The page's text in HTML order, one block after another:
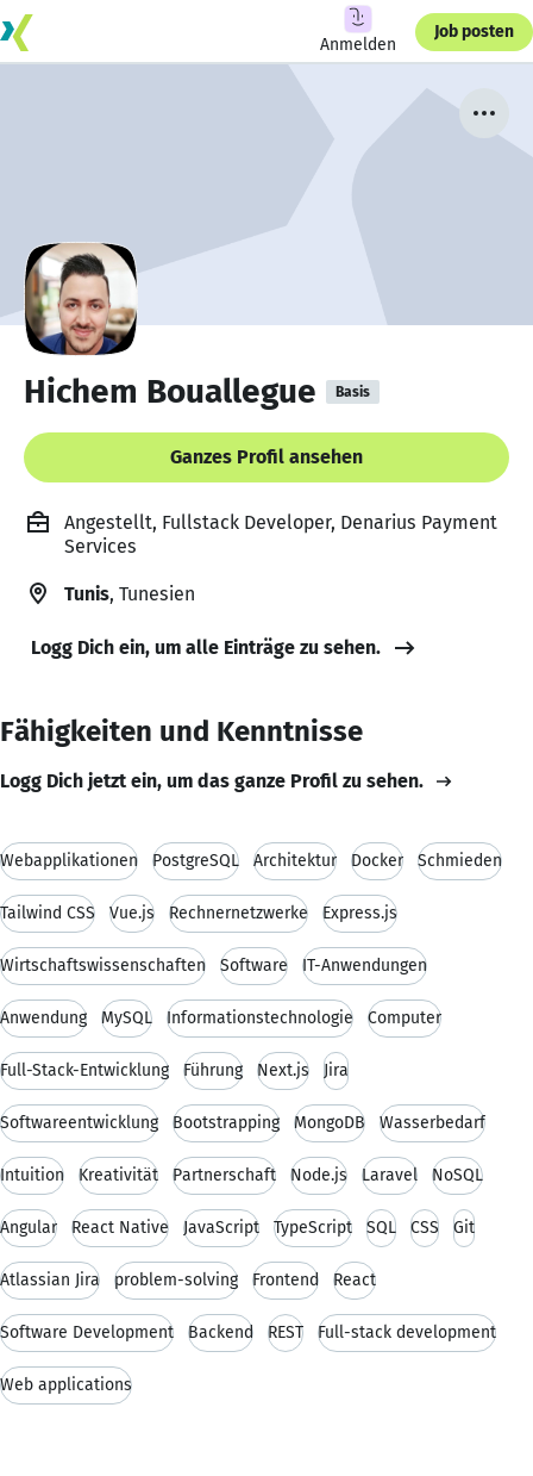
Anmelden
Job posten
Hichem Bouallegue Basis
Ganzes Profil ansehen
Angestellt, Fullstack Developer, Denarius Payment
Services
Tunis, Tunesien
Logg Dich ein, um alle Einträge zu sehen.
Fähigkeiten und Kenntnisse
Logg Dich jetzt ein, um das ganze Profil zu sehen.
Webapplikationen PostgreSQL Architektur Docker Schmieden
Tailwind CSS Vue.js Rechnernetzwerke Express.js
Wirtschaftswissenschaften Software IT-Anwendungen
Anwendung MySQL Informationstechnologie Computer
Full-Stack-Entwicklung Führung Next.js Jira
Softwareentwicklung Bootstrapping MongoDB Wasserbedarf
Intuition Kreativität Partnerschaft Node.js Laravel NoSQL
Angular React Native JavaScript TypeScript SQL CSS Git
Atlassian Jira problem-solving Frontend React
Software Development Backend REST Full-stack development
Web applications